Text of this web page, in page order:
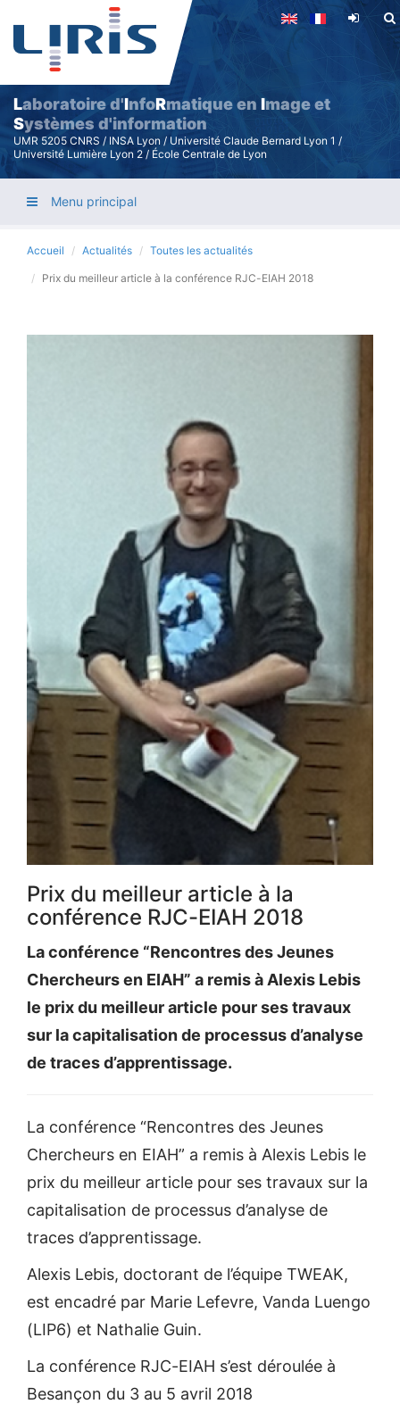
Aller
principal
Laboratoire d'InfoRmatique en Image et
Systèmes d'information
UMR 5205 CNRS / INSA Lyon / Université Claude Bernard Lyon 1 /
Université Lumière Lyon 2 / École Centrale de Lyon
Menu principal
Accueil Actualités Toutes les actualités
Prix du meilleur article à la conférence RJC-EIAH 2018
Prix du meilleur article à la
conférence RJC-EIAH 2018
La conférence “Rencontres des Jeunes
Chercheurs en EIAH” a remis à Alexis Lebis
le prix du meilleur article pour ses travaux
sur la capitalisation de processus d’analyse
de traces d’apprentissage.
La conférence “Rencontres des Jeunes
Chercheurs en EIAH” a remis à Alexis Lebis le
prix du meilleur article pour ses travaux sur la
capitalisation de processus d’analyse de
traces d’apprentissage.
Alexis Lebis, doctorant de l’équipe TWEAK,
est encadré par Marie Lefevre, Vanda Luengo
(LIP6) et Nathalie Guin.
La conférence RJC-EIAH s’est déroulée à
Besançon du 3 au 5 avril 2018